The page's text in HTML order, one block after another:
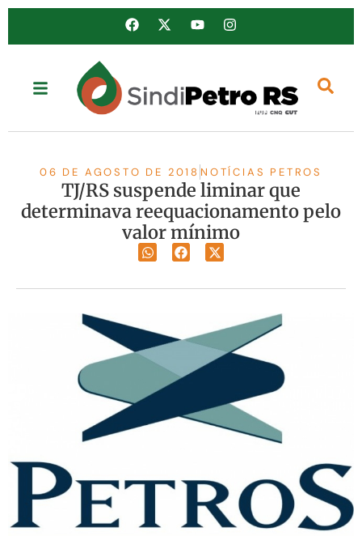
06 DE AGOSTO DE 2018 NOTÍCIAS PETROS
TJ/RS suspende liminar que
determinava reequacionamento pelo
valor mínimo